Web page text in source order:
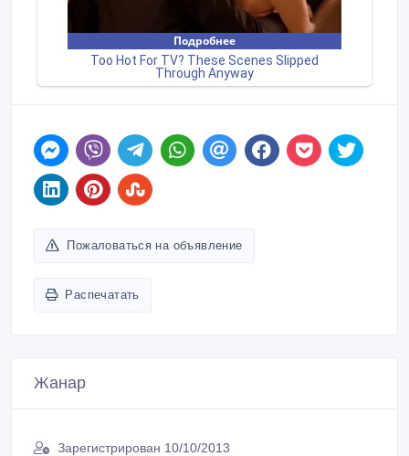
Пожаловаться на объявление
Распечатать
Жанар
Зарегистрирован 10/10/2013